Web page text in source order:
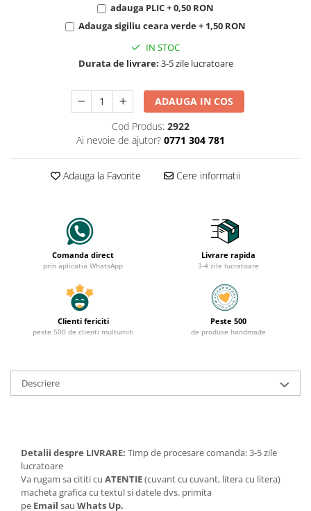
adauga PLIC + 0,50 RON
Adauga sigiliu ceara verde + 1,50 RON
IN STOC
Durata de livrare: 3-5 zile lucratoare
ADAUGA IN COS
Cod Produs: 2922
Ai nevoie de ajutor? 0771 304 781
Adauga la Favorite Cere informatii
Comanda direct
prin aplicatia WhatsApp
Livrare rapida
3-4 zile lucratoare
Clienti fericiti
peste 500 de clienti multumiti
Peste 500
de produse handmade
Descriere
Detalii despre LIVRARE: Timp de procesare comanda: 3-5 zile
lucratoare
Va rugam sa cititi cu ATENTIE(cuvant cu cuvant, litera cu litera)
macheta grafica cu textul si datele dvs. primita
pe Email sau Whats Up.